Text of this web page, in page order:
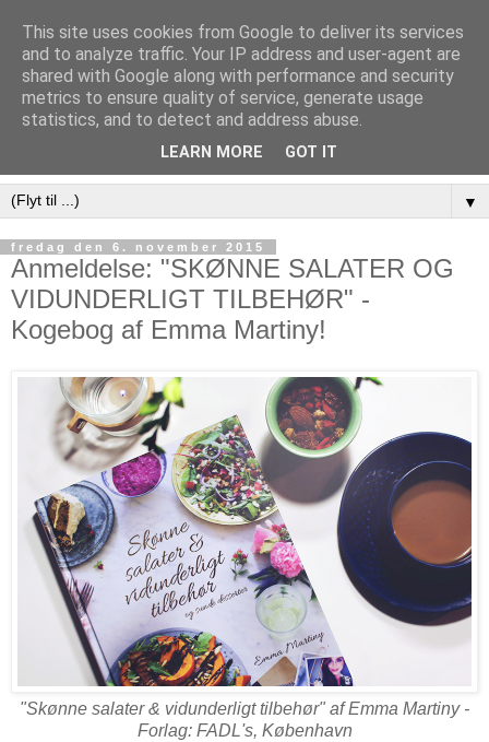
▼
fredag den 6. november 2015
Anmeldelse: "SKØNNE SALATER OG
VIDUNDERLIGT TILBEHØR" -
Kogebog af Emma Martiny!
"Skønne salater & vidunderligt tilbehør" af Emma Martiny -
Forlag: FADL's, København
This site uses cookies from Google to deliver its services
and to analyze traffic. Your IP address and user-agent are
shared with Google along with performance and security
metrics to ensure quality of service, generate usage
statistics, and to detect and address abuse.
LEARN MORE GOT IT